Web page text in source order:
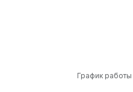
График работы